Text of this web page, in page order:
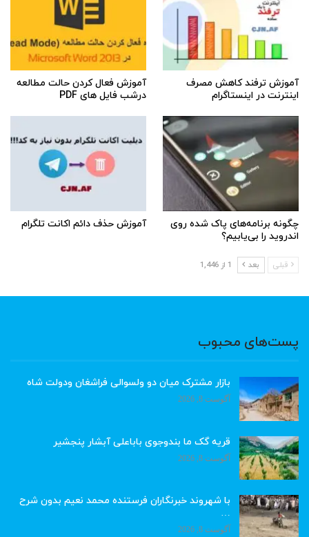
آموزش ترفند کاهش مصرف
اینترنت در اینستاگرام
آموزش فعال کردن حالت مطالعه
درشب فایل های PDF
چگونه برنامه‌های پاک شده روی
اندروید را بی‌یابیم؟
آموزش حذف دائم اکانت تلگرام
قبلی بعد 1 از 1,446
پست‌های محبوب
بازار مشترک میان دو ولسوالی فراشغان ودولت شاه
آگوست 8, 2026
قریه گک ما بندوجوی باباعلی آبشار پنجشیر
آگوست 8, 2026
با شهروند خبرنگاران فرستنده محمد نعیم بدون شرح
…
آگوست 8, 2026